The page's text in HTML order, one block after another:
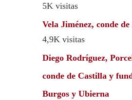
5K visitas
Vela Jiménez, conde
4,9K visitas
Diego Rodríguez,
conde de Castilla y
Burgos y Ubierna